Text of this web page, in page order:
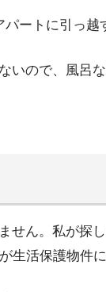
ートに引っ越
いので、風呂
せん。私が探
生活保護物件